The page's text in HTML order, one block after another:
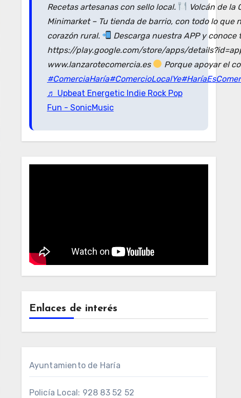
Recetas artesanas con sello local.
Volcán de la
Minimarket – Tu tienda de barrio, con todo lo que
corazón rural.
Descarga nuestra APP y
https://play.google.com/store/apps/
www.lanzarotecomercia.es
Porque apoyar el
#ComerciaHaría#ComercioLocalYe
♬ Upbeat Energetic Indie Rock Pop
Fun - SonicMusic
Enlaces de interés
Ayuntamiento de Haría
Policía Local: 928 83 52 52